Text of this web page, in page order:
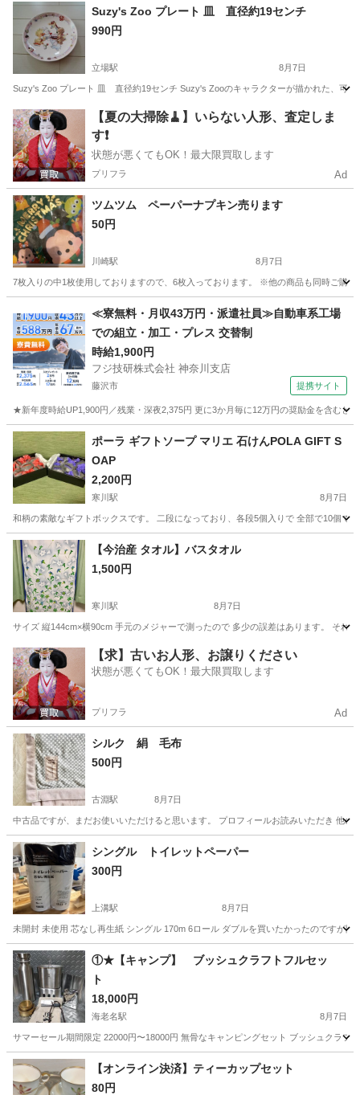
神奈川 大和市 食器 ウェッジウッド
Suzy's Zoo プレート 皿 直径約19センチ
990円
立場駅 8月7日
Suzy's Zoo プレート 皿 直径約19センチ Suzy's Zooのキャラクターが描かれた、可
神奈川 立場駅 食器
【夏の大掃除🧹】いらない人形、査定しま
す❗️
状態が悪くてもOK！最大限買取します
プリフラ Ad
ツムツム ペーパーナプキン売ります
50円
川崎駅 8月7日
7枚入りの中1枚使用しておりますので、6枚入っております。 ※他の商品も同時ご購
川崎駅 家庭用品 ナプキン
≪寮無料・月収43万円・派遣社員≫自動車系工場
での組立・加工・プレス 交替制
時給1,900円
フジ技研株式会社 神奈川支店
藤沢市 提携サイト
★新年度時給UP1,900円／残業・深夜2,375円 更に3か月毎に12万円の奨励金を含む
神奈川 藤沢市 その他
ポーラ ギフトソープ マリエ 石けんPOLA GIFT S
OAP
2,200円
寒川駅 8月7日
和柄の素敵なギフトボックスです。 二段になっており、各段5個入りで 全部で10個で
神奈川 高座郡 寒川駅 家庭用品 POLA
【今治産 タオル】バスタオル
1,500円
寒川駅 8月7日
サイズ 縦144cm×横90cm 手元のメジャーで測ったので 多少の誤差はあります。 それ
神奈川 寒川駅 家庭用品 需要
【求】古いお人形、お譲りください
状態が悪くてもOK！最大限買取します
プリフラ Ad
シルク 絹 毛布
500円
古淵駅 8月7日
中古品ですが、まだお使いいただけると思います。 プロフィールお読みいただき 他
神奈川 相模原市 古淵駅 その他
シングル トイレットペーパー
300円
上溝駅 8月7日
未開封 未使用 芯なし再生紙 シングル 170m 6ロール ダブルを買いたかったのですが間
神奈川 相模原市 上溝駅 生活雑貨 シングル
①★【キャンプ】 ブッシュクラフトフルセッ
ト
18,000円
海老名駅 8月7日
サマーセール期間限定 22000円〜18000円 無骨なキャンピングセット ブッシュクラ
神奈川 海老名市 海老名駅 生活雑貨 湯沸かし
【オンライン決済】ティーカップセット
80円